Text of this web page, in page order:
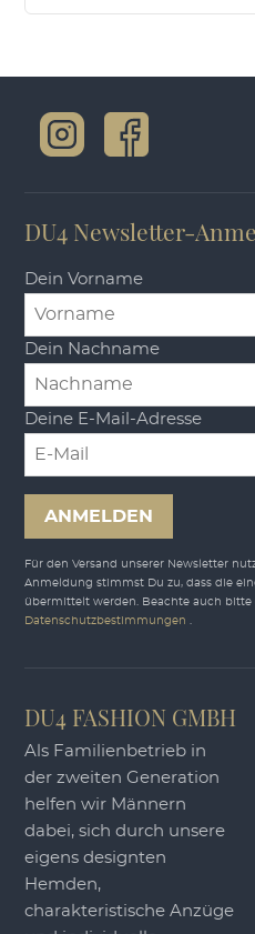
DU4 Newsletter-
Dein Vorname
Dein Nachname
Deine E-Mail-Adresse
ANMELDEN
Für den Versand unserer Newsletter
Anmeldung stimmst Du zu, dass die
übermittelt werden. Beachte auch
Datenschutzbestimmungen.
DU4 FASHION GMBH
Als Familienbetrieb in
der zweiten Generation
helfen wir Männern
dabei, sich durch unsere
eigens designten
Hemden,
charakteristische Anzüge